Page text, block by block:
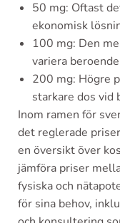
50 mg: Oftast
ekonomisk
100 mg: Den
variera
200 mg: Högre
starkare dos vid
Inom ramen för
det reglerade
en översikt över
jämföra priser
fysiska och
för sina behov,